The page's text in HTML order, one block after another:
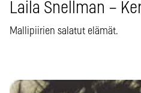
Laila Snellman –
Mallipiirien salatut elämät.